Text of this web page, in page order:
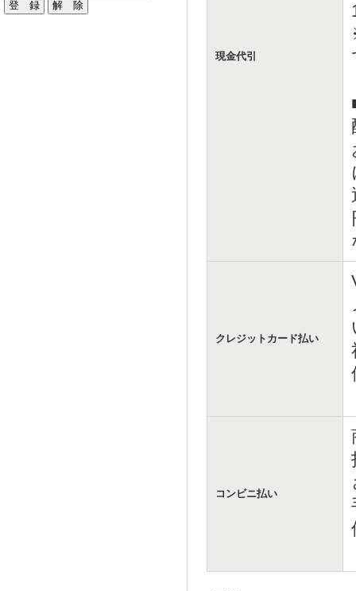
現金代引
クレジットカード払い
コンビニ払い